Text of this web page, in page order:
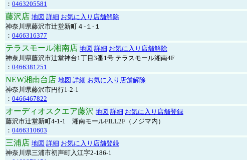
： 0463205581
藤沢店 地図 詳細 お気に入り店舗解除
神奈川県藤沢市辻堂新町４-１-１
： 0466316377
テラスモール湘南店 地図 詳細 お気に入り店舗解除
神奈川県藤沢市辻堂神台1丁目3番1号 テラスモール湘南4F
： 0466381251
NEW湘南台店 地図 詳細 お気に入り店舗解除
神奈川県藤沢市円行1-2-1
： 0466467822
オーディオスクエア藤沢 地図 詳細 お気に入り店舗登録
藤沢市辻堂新町4-1-1 湘南モールFILL2F（ノジマ内）
： 0466310603
三浦店 地図 詳細 お気に入り店舗登録
神奈川県三浦市初声町入江字2-186-1